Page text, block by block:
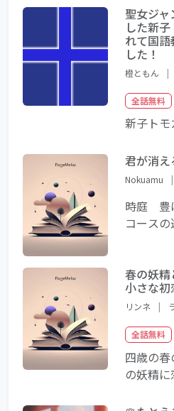
ながら
真の繁
粋な心
子」と
される桜
疑問と自
悩していた。 オッドア
宿る深い
研究を通
えた「愛
奮闘する。 政府の妨害
偏見に
子よりも
候補」に
魔王ゼ
らの魂
り…。赤
女の物語
あとがき
加筆修正
聖女ジャ
した新
れて国
した！
橙ともん |
全話無料
新子トモ
君が消え
Nokuamu |
時庭 豊
コース
が目にし
した月白
少女と出
で豊の日
く...。 これは北海道のとある小さ
な町で
る。
春の妖精
小さな初
リンネ |
全話無料
四歳の
の妖精